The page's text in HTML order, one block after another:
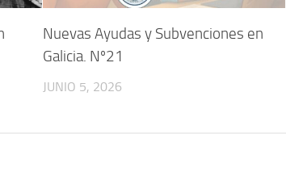
Nuevas Ayudas y Subvenciones en
Galicia. Nº21
JUNIO 5, 2026